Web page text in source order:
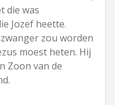
die was
Jozef heette.
zou worden
moest heten. Hij
Zoon van de